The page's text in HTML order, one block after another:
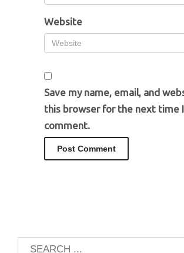
Website
Save my name, email, and
this browser for the next time I
comment.